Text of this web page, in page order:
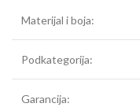
Materijal i boja:
Podkategorija:
Garancija: